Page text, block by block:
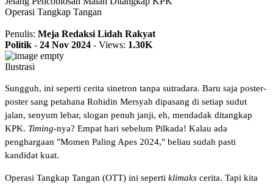
Operasi Tangkap Tangan
Penulis: Meja Redaksi Lidah Rakyat
Politik - 24 Nov 2024 - Views: 1.30K
Ilustrasi
Sungguh, ini seperti cerita sinetron tanpa sutradara. Baru saja poster-
poster sang petahana Rohidin Mersyah dipasang di setiap sudut
jalan, senyum lebar, slogan penuh janji, eh, mendadak ditangkap
KPK. Timing-nya? Empat hari sebelum Pilkada! Kalau ada
penghargaan "Momen Paling Apes 2024," beliau sudah pasti
kandidat kuat.
Operasi Tangkap Tangan (OTT) ini seperti klimaks cerita. Tapi kita